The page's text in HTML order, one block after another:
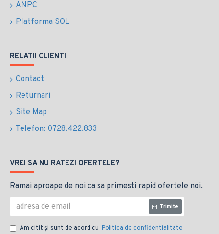
ANPC
Platforma SOL
RELATII CLIENTI
Contact
Returnari
Site Map
Telefon: 0728.422.833
VREI SA NU RATEZI OFERTELE?
Ramai aproape de noi ca sa primesti rapid ofertele noi.
Trimite
Am citit şi sunt de acord cu Politica de confidentialitate